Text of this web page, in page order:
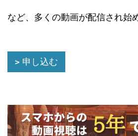
など、多くの動画が配信され始
申し込む